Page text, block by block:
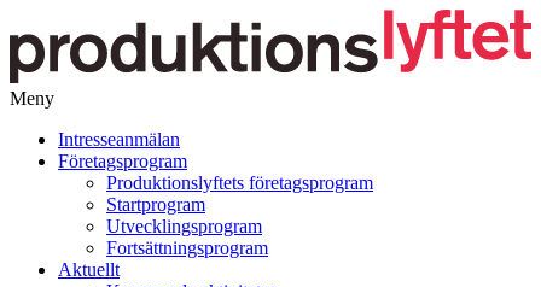
Meny
vidare
Intresseanmälan
Företagsprogram
Produktionslyftets företagsprogram
Startprogram
Utvecklingsprogram
Fortsättningsprogram
Aktuellt